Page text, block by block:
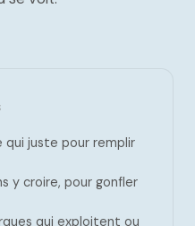
qui juste pour remplir
y croire, pour gonfler
qui exploitent ou